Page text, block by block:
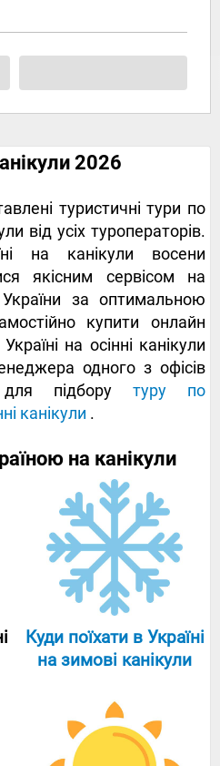
2026
туристичні тури по
від усіх туроператорів.
на канікули восени
якісним сервісом на
за оптимальною
купити онлайн
на осінні канікули
одного з офісів
для підбору туру по
канікули .
на канікули
Куди поїхати в Україні
на зимові канікули